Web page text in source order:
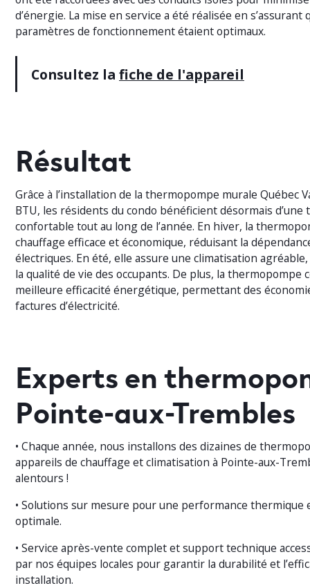
d’énergie. La mise en service a été réalisée en s’assurant
paramètres de fonctionnement étaient optimaux.
Consultez la fiche de l'appareil
Résultat
Grâce à l’installation de la thermopompe murale Québec
BTU, les résidents du condo bénéficient désormais
confortable tout au long de l’année. En hiver, la
chauffage efficace et économique, réduisant la
électriques. En été, elle assure une climatisation
la qualité de vie des occupants. De plus, la thermopompe
meilleure efficacité énergétique, permettant des
factures d’électricité.
Experts en
Pointe-aux-Trembles
• Chaque année, nous installons des dizaines de
appareils de chauffage et climatisation à Pointe-aux-
alentours !
• Solutions sur mesure pour une performance
optimale.
• Service après-vente complet et support technique
par nos équipes locales pour garantir la durabilité et
installation.